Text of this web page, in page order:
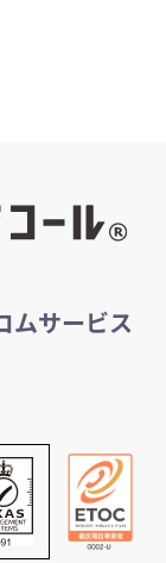
ムサービス